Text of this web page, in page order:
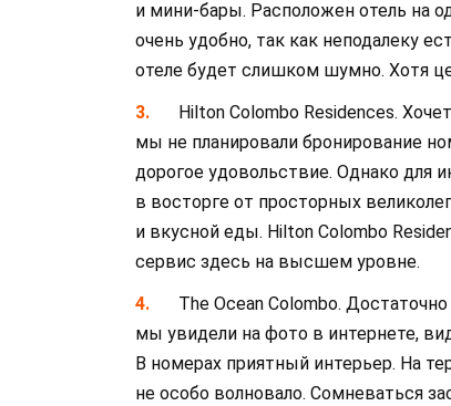
и мини-бары. Расположен отель на
очень удобно, так как неподалеку
отеле будет слишком шумно. Хотя
Hilton Colombo Residences.
мы не планировали бронирование
дорогое удовольствие. Однако для
в восторге от просторных
и вкусной еды. Hilton Colombo
сервис здесь на высшем уровне.
The Ocean Colombo.
мы увидели на фото в интернете,
В номерах приятный интерьер. На
не особо волновало. Сомневаться